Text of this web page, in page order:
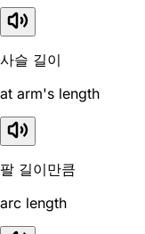
사슬 길이
at arm's length
팔 길이만큼
arc length